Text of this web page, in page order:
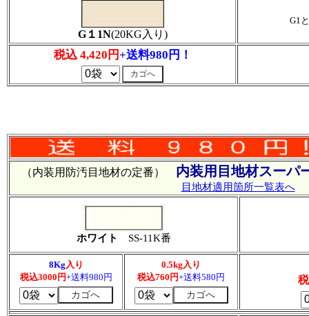
（内装用防汚目地材の定番） 内装用目地材スーパ
目地材適用箇所一覧表へ
ホワイト SS-11K番
8Kg入り
税込3000円+送料980円
0.5kg入り
税込760円+送料580円
G１1N(20KG入り)
G1
税込 4,420円+送料980円！